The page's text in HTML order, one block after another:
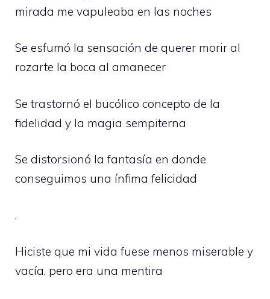
mirada me vapuleaba en las noches
Se esfumó la sensación de querer morir al
rozarte la boca al amanecer
Se trastornó el bucólico concepto de la
fidelidad y la magia sempiterna
Se distorsionó la fantasía en donde
conseguimos una ínfima felicidad
.
Hiciste que mi vida fuese menos miserable y
vacía, pero era una mentira